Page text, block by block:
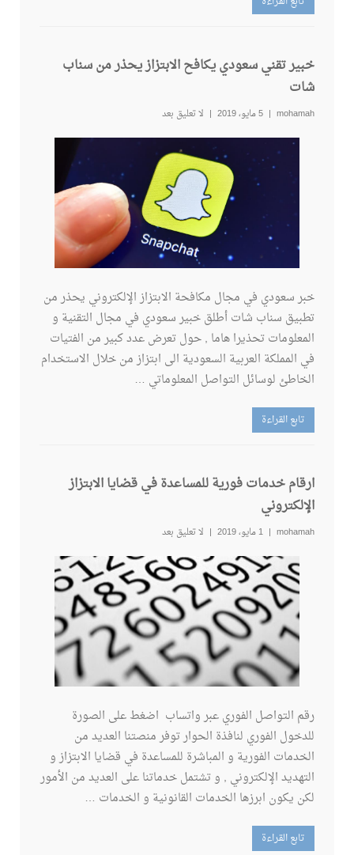
خبير تقني سعودي يكافح الابتزاز يحذر من سناب
شات
mohamah 5 مايو، 2019 لا تعليق بعد
خبر سعودي في مجال مكافحة الابتزاز الإلكتروني يحذر من
تطبيق سناب شات أطلق خبير سعودي في مجال التقنية و
المعلومات تحذيرا هاما , حول تعرض عدد كبير من الفتيات
في المملكة العربية السعودية الى ابتزاز من خلال الاستخدام
الخاطئ لوسائل التواصل المعلوماتي …
تابع القراءة
ارقام خدمات فورية للمساعدة في قضايا الابتزاز
الإلكتروني
mohamah 1 مايو، 2019 لا تعليق بعد
رقم التواصل الفوري عبر واتساب اضغط على الصورة
للدخول الفوري لنافذة الحوار توفر منصتنا العديد من
الخدمات الفورية و المباشرة للمساعدة في قضايا الابتزاز و
التهديد الإلكتروني , و تشتمل خدماتنا على العديد من الأمور
لكن يكون ابرزها الخدمات القانونية و الخدمات …
تابع القراءة